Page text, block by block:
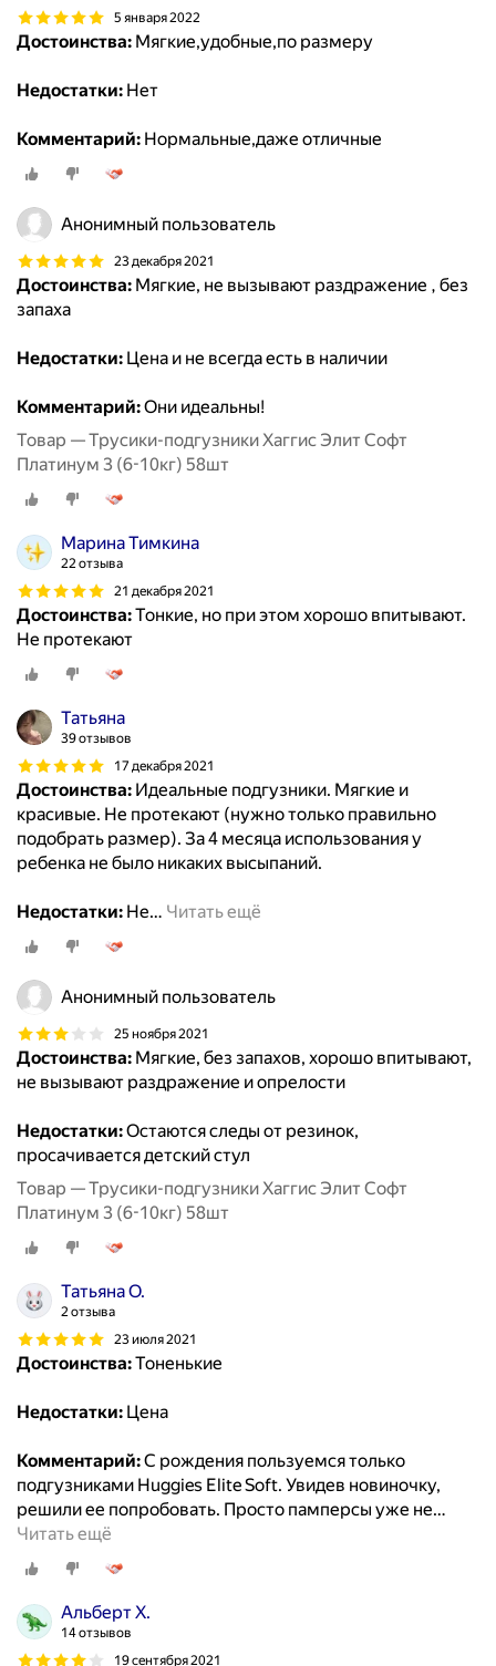
5 января 2022
Достоинства: Мягкие,удобные,по размеру
Недостатки: Нет
Комментарий: Нормальные,даже отличные
Анонимный пользователь
23 декабря 2021
Достоинства: Мягкие, не вызывают раздражение , без
запаха
Недостатки: Цена и не всегда есть в наличии
Комментарий:Они идеальны!
Товар — Трусики-подгузники Хаггис Элит Софт
Платинум 3 (6-10кг) 58шт
Марина Тимкина
22 отзыва
21 декабря 2021
Достоинства:Тонкие, но при этом хорошо впитывают.
Не протекают
Татьяна
39 отзывов
17 декабря 2021
Достоинства: Идеальные подгузники. Мягкие и
красивые. Не протекают (нужно только правильно
подобрать размер). За 4 месяца использования у
ребенка не было никаких высыпаний.
Недостатки: Не… Читать ещё
Анонимный пользователь
25 ноября 2021
Достоинства: Мягкие, без запахов, хорошо впитывают,
не вызывают раздражение и опрелости
Недостатки:Остаются следы от резинок,
просачивается детский стул
Товар — Трусики-подгузники Хаггис Элит Софт
Платинум 3 (6-10кг) 58шт
Татьяна О.
2 отзыва
23 июля 2021
Достоинства:Тоненькие
Недостатки: Цена
Комментарий:С рождения пользуемся только
подгузниками Huggies Elite Soft. Увидев новиночку,
решили ее попробовать. Просто памперсы уже не…
Читать ещё
Альберт Х.
14 отзывов
19 сентября 2021